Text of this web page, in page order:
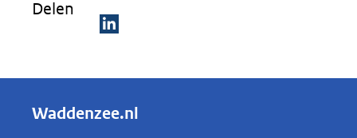
Delen
e
e
Waddenzee.nl